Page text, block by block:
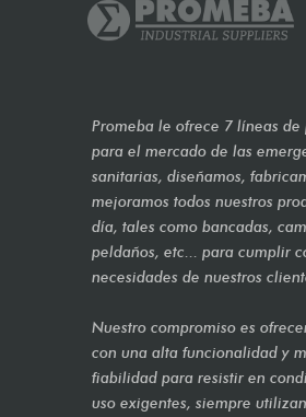
Promeba le ofrece 7 líneas de
para el mercado de las
sanitarias, diseñamos,
mejoramos todos nuestros
día, tales como bancadas,
peldaños, etc... para cumplir
necesidades de nuestros
Nuestro compromiso es
con una alta funcionalidad y
fiabilidad para resistir en
uso exigentes, siempre